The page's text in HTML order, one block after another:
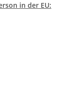
in der EU: